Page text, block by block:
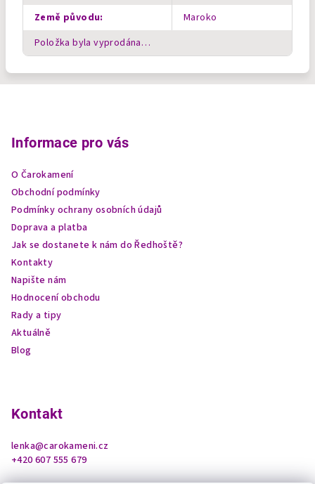
Země původu:
Maroko
Položka byla vyprodána…
Informace pro vás
O Čarokamení
Obchodní podmínky
Podmínky ochrany osobních údajů
Doprava a platba
Jak se dostanete k nám do Ředhoště?
Kontakty
Napište nám
Hodnocení obchodu
Rady a tipy
Aktuálně
Blog
Kontakt
lenka@carokameni.cz
+420 607 555 679